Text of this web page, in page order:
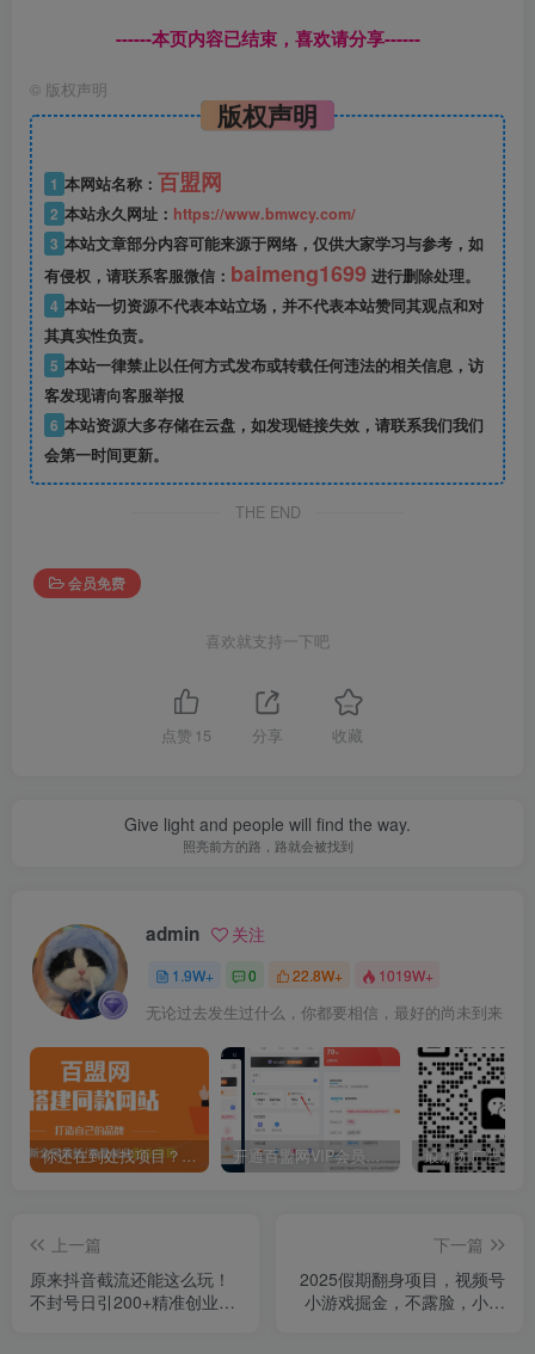
------本页内容已结束，喜欢请分享------
© 版权声明
版权声明
1 本网站名称： 百盟网
2 本站永久网址： https://www.bmwcy.com/
3 本站文章部分内容可能来源于网络，仅供大家学习与参考，如
有侵权，请联系客服微信： baimeng1699 进行删除处理。
4 本站一切资源不代表本站立场，并不代表本站赞同其观点和对
其真实性负责。
5 本站一律禁止以任何方式发布或转载任何违法的相关信息，访
客发现请向客服举报
6 本站资源大多存储在云盘，如发现链接失效，请联系我们我们
会第一时间更新。
THE END
会员免费
喜欢就支持一下吧
点赞 15 分享 收藏
Give light and people will find the way.
照亮前方的路，路就会被找到
admin 关注
1.9W+ 0 22.8W+ 1019W+
无论过去发生过什么，你都要相信，最好的尚未到来
你还在到处找项目？还在当韭菜？我靠卖项目一个月收入5万+，曾经我也是个失败者。 开通百盟网VIP会员，尊享全站资源免费下载，享70%的推广提成！！【限时五折优惠】
上一篇
原来抖音截流还能这么玩！
不封号日引200+精准创业粉
下一篇
2025假期翻身项目，视频号
小游戏掘金，不露脸，小白